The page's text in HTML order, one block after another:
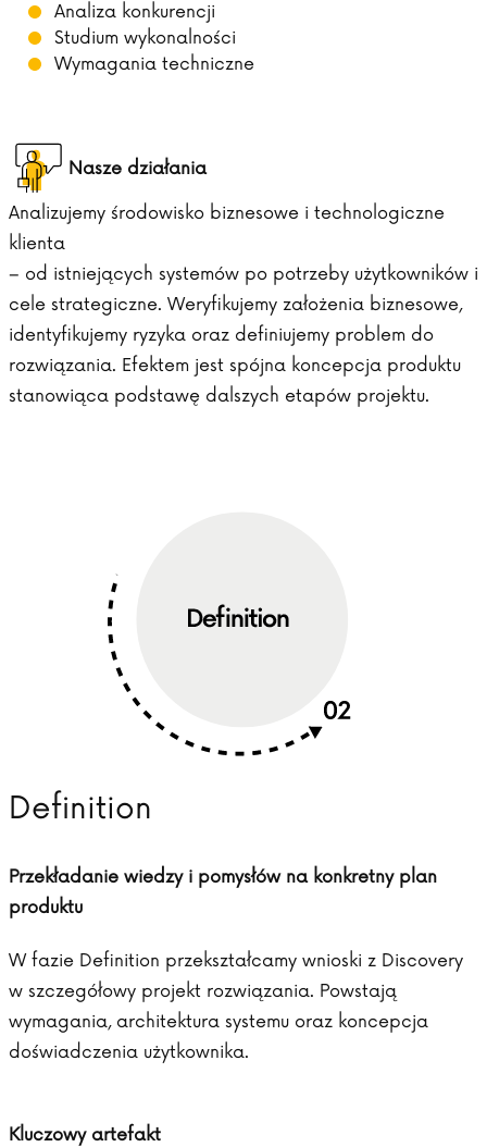
Analiza konkurencji
Studium wykonalności
Wymagania techniczne
Nasze działania
Analizujemy środowisko biznesowe i technologiczne
klienta
– od istniejących systemów po potrzeby użytkowników i
cele strategiczne. Weryfikujemy założenia biznesowe,
identyfikujemy ryzyka oraz definiujemy problem do
rozwiązania. Efektem jest spójna koncepcja produktu
stanowiąca podstawę dalszych etapów projektu.
Definition
Przekładanie wiedzy i pomysłów na konkretny plan
produktu
W fazie Definition przekształcamy wnioski z Discovery
w szczegółowy projekt rozwiązania. Powstają
wymagania, architektura systemu oraz koncepcja
doświadczenia użytkownika.
Kluczowy artefakt